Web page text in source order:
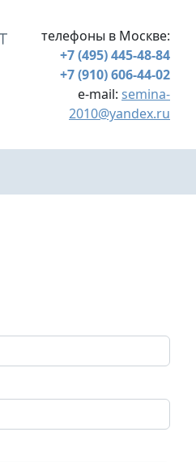
телефоны в Москве:
+7 (495) 445-48-84
+7 (910) 606-44-02
e-mail: semina-
2010@yandex.ru